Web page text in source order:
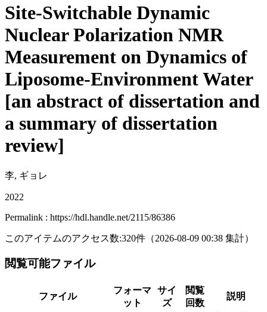
Site-Switchable Dynamic
Nuclear Polarization NMR
Measurement on Dynamics of
Liposome-Environment Water
[an abstract of dissertation and
a summary of dissertation
review]
李, ギョレ
2022
Permalink : https://hdl.handle.net/2115/86386
このアイテムのアクセス数:320件 （2026-08-09 00:38 集計）
閲覧可能ファイル
ファイル
フォーマ
ット
サイ
ズ
閲覧
回数
説明